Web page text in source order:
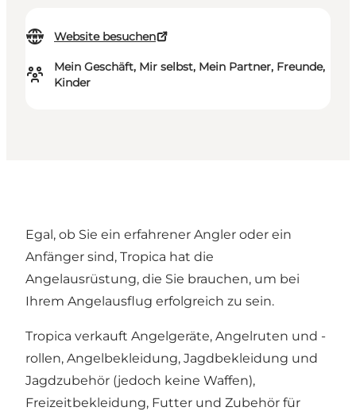
Website besuchen
Mein Geschäft, Mir selbst, Mein Partner, Freunde,
Kinder
Egal, ob Sie ein erfahrener Angler oder ein
Anfänger sind, Tropica hat die
Angelausrüstung, die Sie brauchen, um bei
Ihrem Angelausflug erfolgreich zu sein.
Tropica verkauft Angelgeräte, Angelruten und -
rollen, Angelbekleidung, Jagdbekleidung und
Jagdzubehör (jedoch keine Waffen),
Freizeitbekleidung, Futter und Zubehör für